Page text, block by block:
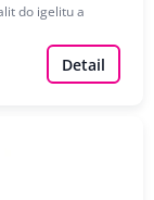
do igelitu a
Detail